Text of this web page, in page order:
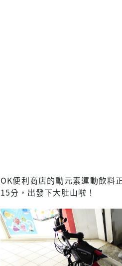
OK便利商店的動元素運動飲料
15分，出發下大肚山啦！